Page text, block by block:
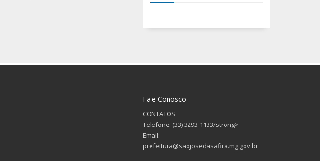
Fale Conosco
CONTATOS
Telefone: (33) 3293-1133/strong>
Email:
prefeitura@saojosedasafira.mg.gov.br